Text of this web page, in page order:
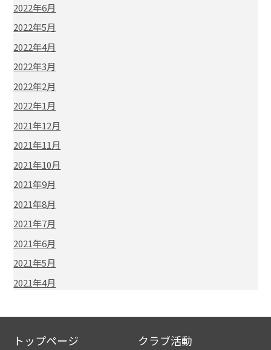
2022年6月
2022年5月
2022年4月
2022年3月
2022年2月
2022年1月
2021年12月
2021年11月
2021年10月
2021年9月
2021年8月
2021年7月
2021年6月
2021年5月
2021年4月
トップページ
クラブ活動